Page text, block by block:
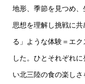
地形、季節を見つめ
思想を理解し挑戦に
る」ような体験＝エ
した。ひとそれぞれ
い北三陸の食の楽しさ